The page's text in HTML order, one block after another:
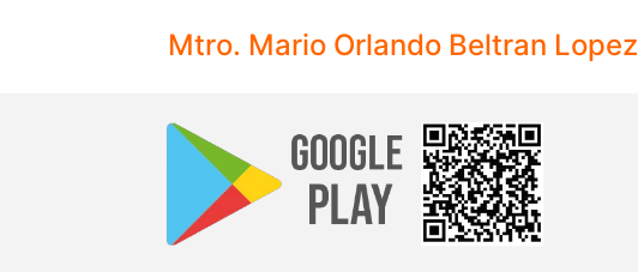
Mtro. Mario Orlando Beltran Lopez